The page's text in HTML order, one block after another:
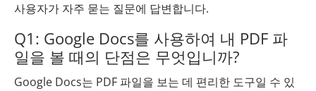
사용자가 자주 묻는 질문에 답변합니다.
Q1: Google Docs를 사용하여 내 PDF 파
일을 볼 때의 단점은 무엇입니까?
Google Docs는 PDF 파일을 보는 데 편리한 도구일 수 있